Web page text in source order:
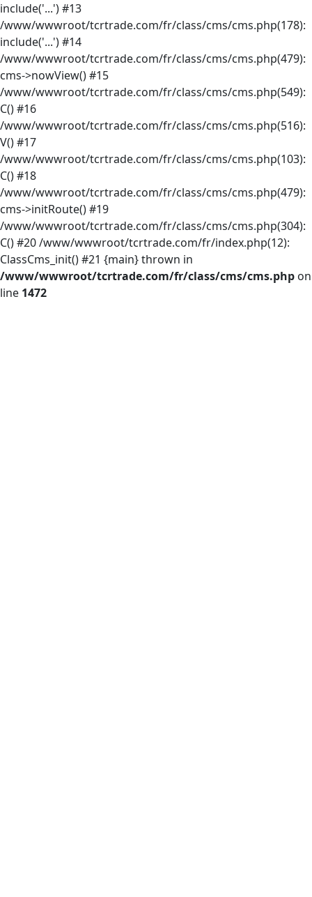
include('...') #13
/www/wwwroot/tcrtrade.com/fr/class/cms/cms.php(178):
include('...') #14
/www/wwwroot/tcrtrade.com/fr/class/cms/cms.php(479):
cms->nowView() #15
/www/wwwroot/tcrtrade.com/fr/class/cms/cms.php(549):
C() #16
/www/wwwroot/tcrtrade.com/fr/class/cms/cms.php(516):
V() #17
/www/wwwroot/tcrtrade.com/fr/class/cms/cms.php(103):
C() #18
/www/wwwroot/tcrtrade.com/fr/class/cms/cms.php(479):
cms->initRoute() #19
/www/wwwroot/tcrtrade.com/fr/class/cms/cms.php(304):
C() #20 /www/wwwroot/tcrtrade.com/fr/index.php(12):
ClassCms_init() #21 {main} thrown in
/www/wwwroot/tcrtrade.com/fr/class/cms/cms.php on
line 1472